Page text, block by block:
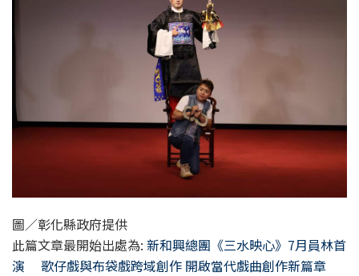
圖／彰化縣政府提供
此篇文章最開始出處為: 新和興總團《三水映心》7月員林首
演 歌仔戲與布袋戲跨域創作 開啟當代戲曲創作新篇章